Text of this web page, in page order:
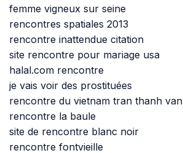
femme vigneux sur seine
rencontres spatiales 2013
rencontre inattendue citation
site rencontre pour mariage usa
halal.com rencontre
je vais voir des prostituées
rencontre du vietnam tran thanh van
rencontre la baule
site de rencontre blanc noir
rencontre fontvieille